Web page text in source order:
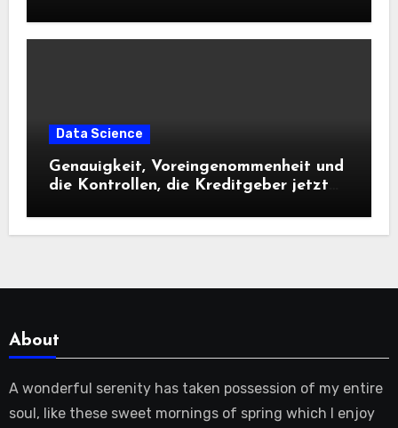
Data Science
Genauigkeit, Voreingenommenheit und
die Kontrollen, die Kreditgeber jetzt
About
A wonderful serenity has taken possession of my entire
soul, like these sweet mornings of spring which I enjoy